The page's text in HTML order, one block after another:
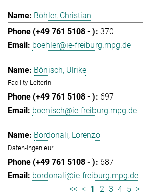
Böhler, Christian
370
boehler@ie-freiburg.mpg.de
Bönisch, Ulrike
Facility-Leiterin
697
boenisch@ie-freiburg.mpg.de
Bordonali, Lorenzo
Daten-Ingenieur
687
bordonali@ie-freiburg.mpg.de
<< < 1 2 3 4 5 >